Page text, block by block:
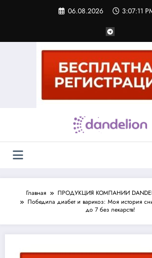
06.08.2026 3:07:11
Главная
ПРОДУКЦИЯ КОМПАНИИ
Победила диабет и варикоз: Моя история
до 7 без лекарств!